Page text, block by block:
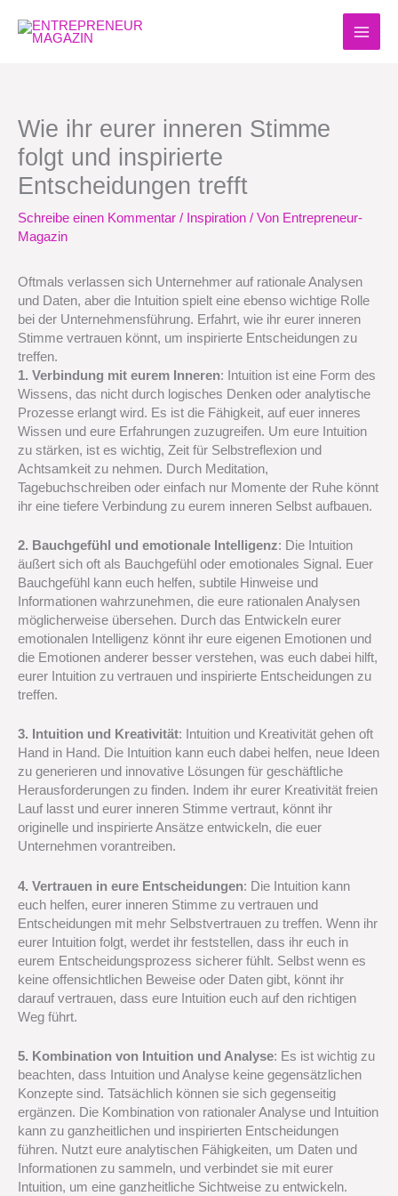
Inhalt
springen
Wie ihr eurer inneren Stimme
folgt und inspirierte
Entscheidungen trefft
Schreibe einen Kommentar / Inspiration / Von Entrepreneur-
Magazin
Oftmals verlassen sich Unternehmer auf rationale Analysen
und Daten, aber die Intuition spielt eine ebenso wichtige Rolle
bei der Unternehmensführung. Erfahrt, wie ihr eurer inneren
Stimme vertrauen könnt, um inspirierte Entscheidungen zu
treffen.
1. Verbindung mit eurem Inneren: Intuition ist eine Form des
Wissens, das nicht durch logisches Denken oder analytische
Prozesse erlangt wird. Es ist die Fähigkeit, auf euer inneres
Wissen und eure Erfahrungen zuzugreifen. Um eure Intuition
zu stärken, ist es wichtig, Zeit für Selbstreflexion und
Achtsamkeit zu nehmen. Durch Meditation,
Tagebuchschreiben oder einfach nur Momente der Ruhe könnt
ihr eine tiefere Verbindung zu eurem inneren Selbst aufbauen.
2. Bauchgefühl und emotionale Intelligenz: Die Intuition
äußert sich oft als Bauchgefühl oder emotionales Signal. Euer
Bauchgefühl kann euch helfen, subtile Hinweise und
Informationen wahrzunehmen, die eure rationalen Analysen
möglicherweise übersehen. Durch das Entwickeln eurer
emotionalen Intelligenz könnt ihr eure eigenen Emotionen und
die Emotionen anderer besser verstehen, was euch dabei hilft,
eurer Intuition zu vertrauen und inspirierte Entscheidungen zu
treffen.
3. Intuition und Kreativität: Intuition und Kreativität gehen oft
Hand in Hand. Die Intuition kann euch dabei helfen, neue Ideen
zu generieren und innovative Lösungen für geschäftliche
Herausforderungen zu finden. Indem ihr eurer Kreativität freien
Lauf lasst und eurer inneren Stimme vertraut, könnt ihr
originelle und inspirierte Ansätze entwickeln, die euer
Unternehmen vorantreiben.
4. Vertrauen in eure Entscheidungen: Die Intuition kann
euch helfen, eurer inneren Stimme zu vertrauen und
Entscheidungen mit mehr Selbstvertrauen zu treffen. Wenn ihr
eurer Intuition folgt, werdet ihr feststellen, dass ihr euch in
eurem Entscheidungsprozess sicherer fühlt. Selbst wenn es
keine offensichtlichen Beweise oder Daten gibt, könnt ihr
darauf vertrauen, dass eure Intuition euch auf den richtigen
Weg führt.
5. Kombination von Intuition und Analyse: Es ist wichtig zu
beachten, dass Intuition und Analyse keine gegensätzlichen
Konzepte sind. Tatsächlich können sie sich gegenseitig
ergänzen. Die Kombination von rationaler Analyse und Intuition
kann zu ganzheitlichen und inspirierten Entscheidungen
führen. Nutzt eure analytischen Fähigkeiten, um Daten und
Informationen zu sammeln, und verbindet sie mit eurer
Intuition, um eine ganzheitliche Sichtweise zu entwickeln.